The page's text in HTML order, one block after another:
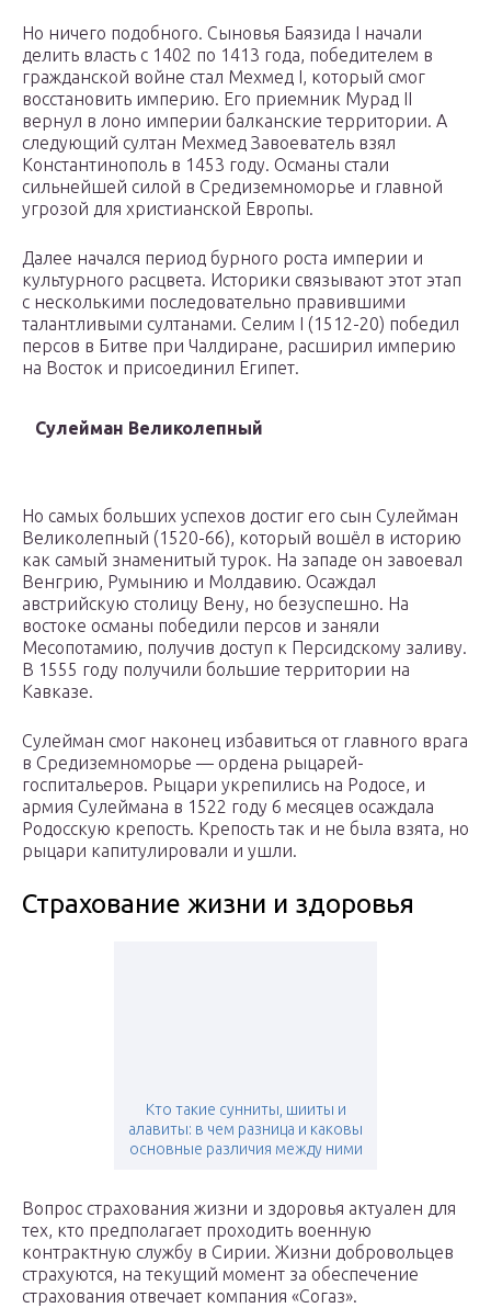
Но ничего подобного. Сыновья Баязида I начали
делить власть с 1402 по 1413 года, победителем в
гражданской войне стал Мехмед I, который смог
восстановить империю. Его приемник Мурад II
вернул в лоно империи балканские территории. А
следующий султан Мехмед Завоеватель взял
Константинополь в 1453 году. Османы стали
сильнейшей силой в Средиземноморье и главной
угрозой для христианской Европы.
Далее начался период бурного роста империи и
культурного расцвета. Историки связывают этот этап
с несколькими последовательно правившими
талантливыми султанами. Селим I (1512-20) победил
персов в Битве при Чалдиране, расширил империю
на Восток и присоединил Египет.
Сулейман Великолепный
Но самых больших успехов достиг его сын Сулейман
Великолепный (1520-66), который вошёл в историю
как самый знаменитый турок. На западе он завоевал
Венгрию, Румынию и Молдавию. Осаждал
австрийскую столицу Вену, но безуспешно. На
востоке османы победили персов и заняли
Месопотамию, получив доступ к Персидскому заливу.
В 1555 году получили большие территории на
Кавказе.
Сулейман смог наконец избавиться от главного врага
в Средиземноморье — ордена рыцарей-
госпитальеров. Рыцари укрепились на Родосе, и
армия Сулеймана в 1522 году 6 месяцев осаждала
Родосскую крепость. Крепость так и не была взята, но
рыцари капитулировали и ушли.
Страхование жизни и здоровья
Кто такие сунниты, шииты и
алавиты: в чем разница и каковы
основные различия между ними
Вопрос страхования жизни и здоровья актуален для
тех, кто предполагает проходить военную
контрактную службу в Сирии. Жизни добровольцев
страхуются, на текущий момент за обеспечение
страхования отвечает компания «Согаз».